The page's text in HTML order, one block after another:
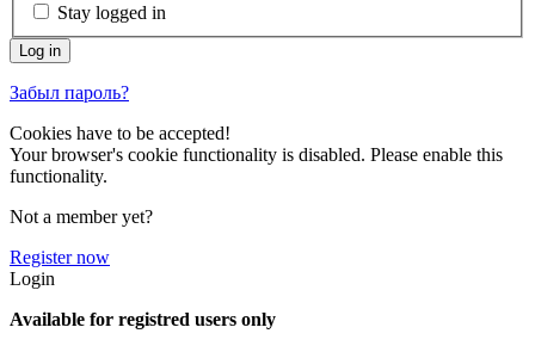
Stay logged in
Забыл пароль?
Cookies have to be accepted!
Your browser's cookie functionality is disabled. Please enable this
functionality.
Not a member yet?
Register now
Login
Available for registred users only